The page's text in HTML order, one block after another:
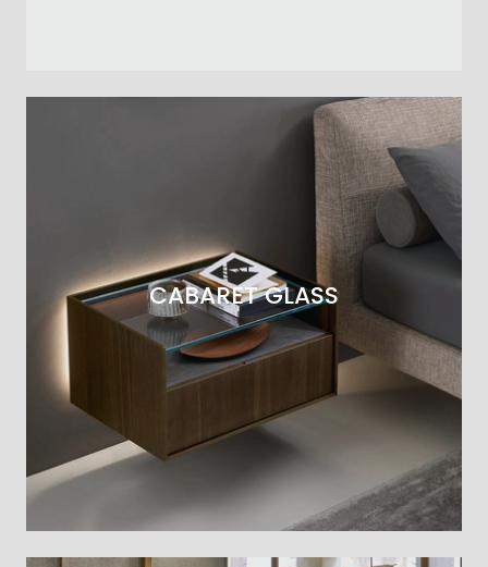
CABARET GLASS